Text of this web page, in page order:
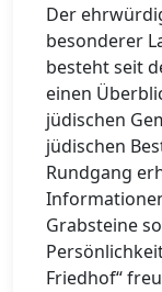
Der
besonderer
besteht seit
einen
jüdischen
jüdischen
Rundgang
Grabsteine
Friedhof“